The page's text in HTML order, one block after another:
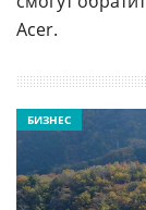
Acer.
БИЗНЕС